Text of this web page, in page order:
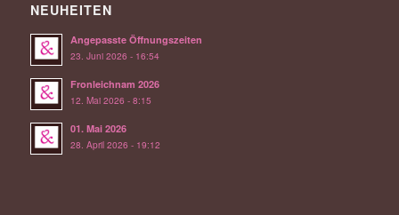
NEUHEITEN
Angepasste Öffnungszeiten
23. Juni 2026 - 16:54
Fronleichnam 2026
12. Mai 2026 - 8:15
01. Mai 2026
28. April 2026 - 19:12